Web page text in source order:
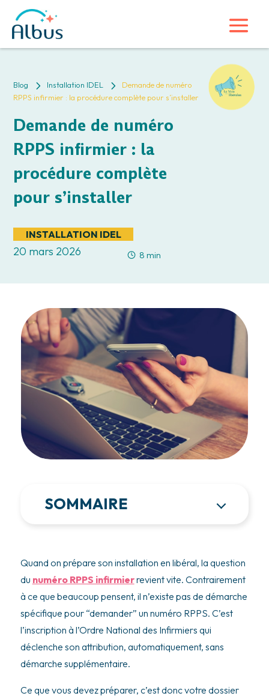
Blog 5 Installation IDEL 5
Demande de numéro
RPPS infirmier : la procédure complète pour s’installer
Demande de numéro
RPPS infirmier : la
procédure complète
pour s’installer
INSTALLATION IDEL
20 mars 2026 8 min
SOMMAIRE
Quand on prépare son installation en libéral, la question
du numéro RPPS infirmierrevient vite. Contrairement
à ce que beaucoup pensent, il n’existe pas de démarche
spécifique pour “demander” un numéro RPPS. C’est
l’inscription à l’Ordre National des Infirmiers qui
déclenche son attribution, automatiquement, sans
démarche supplémentaire.
Ce que vous devez préparer, c’est donc votre dossier